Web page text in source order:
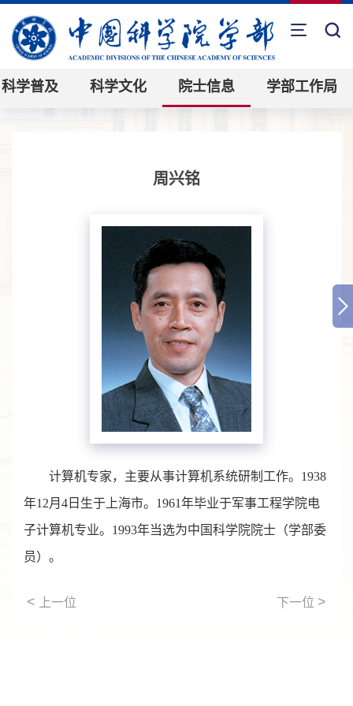
科学普及 科学文化 院士信息 学部工作局
周兴铭
计算机专家，主要从事计算机系统研制工作。1938
年12月4日生于上海市。1961年毕业于军事工程学院电
子计算机专业。1993年当选为中国科学院院士（学部委
员）。
< 上一位 下一位 >